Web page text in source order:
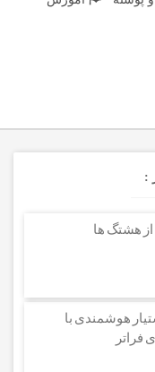
:
از هشتگ ها
هوشمندی با
فراتر